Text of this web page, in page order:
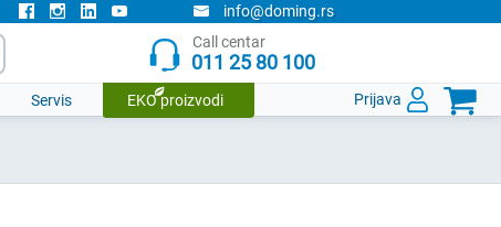
info@doming.rs
Call centar
011 25 80 100
Servis EKO proizvodi Prijava 